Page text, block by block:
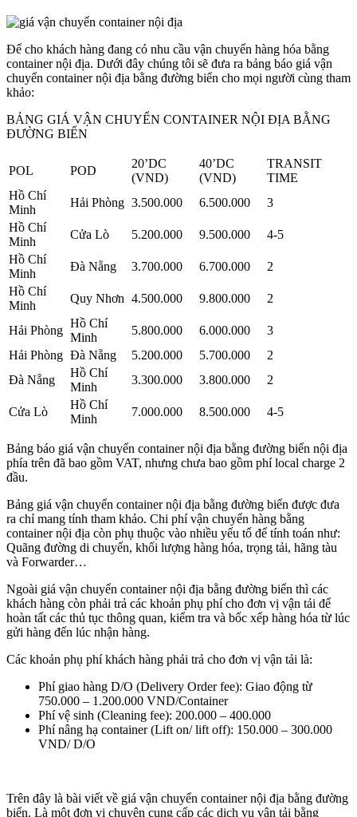
Để cho khách hàng đang có nhu cầu vận chuyển hàng hóa bằng
container nội địa. Dưới đây chúng tôi sẽ đưa ra bảng báo giá vận
chuyển container nội địa bằng đường biển cho mọi người cùng tham
khảo:
BẢNG GIÁ VẬN CHUYỂN CONTAINER NỘI ĐỊA BẰNG
ĐƯỜNG BIỂN
POL POD
20’DC
(VND)
40’DC
(VND)
TRANSIT
TIME
Hồ Chí
Minh
Hải Phòng 3.500.000 6.500.000
3
Hồ Chí
Minh
Cửa Lò 5.200.000 9.500.000
4-5
Hồ Chí
Minh
Đà Nẵng 3.700.000 6.700.000
2
Hồ Chí
Minh
Quy Nhơn 4.500.000 9.800.000 2
Hải Phòng
Hồ Chí
Minh
5.800.000 6.000.000
3
Hải Phòng Đà Nẵng 5.200.000 5.700.000
2
Đà Nẵng
Hồ Chí
Minh
3.300.000 3.800.000 2
Cửa Lò
Hồ Chí
Minh
7.000.000 8.500.000 4-5
Bảng báo giá vận chuyển container nội địa bằng đường biển nội địa
phía trên đã bao gồm VAT, nhưng chưa bao gồm phí local charge 2
đầu.
Bảng giá vận chuyển container nội địa bằng đường biển được đưa
ra chỉ mang tính tham khảo. Chi phí vận chuyển hàng bằng
container nội địa còn phụ thuộc vào nhiều yếu tố để tính toán như:
Quãng đường di chuyển, khối lượng hàng hóa, trọng tải, hãng tàu
và Forwarder…
Ngoài giá vận chuyển container nội địa bằng đường biển thì các
khách hàng còn phải trả các khoản phụ phí cho đơn vị vận tải để
hoàn tất các thủ tục thông quan, kiểm tra và bốc xếp hàng hóa từ lúc
gửi hàng đến lúc nhận hàng.
Các khoản phụ phí khách hàng phải trả cho đơn vị vận tải là:
Phí giao hàng D/O (Delivery Order fee): Giao động từ
750.000 – 1.200.000 VND/Container
Phí vệ sinh (Cleaning fee): 200.000 – 400.000
Phí nâng hạ container (Lift on/ lift off): 150.000 – 300.000
VND/ D/O
Trên đây là bài viết về giá vận chuyển container nội địa bằng đường
biển. Là một đơn vị chuyên cung cấp các dịch vụ vận tải bằng